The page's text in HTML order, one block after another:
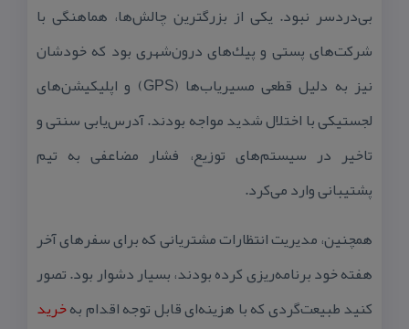
بی‌دردسر نبود. یكی از بزرگترین چالش‌ها، هماهنگی با
شركت‌های پستی و پیك‌های درون‌شهری بود كه خودشان
نیز به دلیل قطعی مسیریاب‌ها (GPS) و اپلیكیشن‌های
لجستیكی با اختلال شدید مواجه بودند. آدرس‌یابی سنتی و
تاخیر در سیستم‌های توزیع، فشار مضاعفی به تیم
پشتیبانی وارد می‌كرد.
همچنین، مدیریت انتظارات مشتریانی كه برای سفرهای آخر
هفته خود برنامه‌ریزی كرده بودند، بسیار دشوار بود. تصور
كنید طبیعت‌گردی كه با هزینه‌ای قابل توجه اقدام بهخرید